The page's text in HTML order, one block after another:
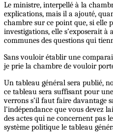
Le ministre, interpellé à la
explications, mais il a ajouté,
chambre sur ce point que, si elle
investigations, elle s’exposerait
communes des questions qui
Sans vouloir établir une
je prie la chambre de vouloir
Un tableau général sera publié,
ce tableau sera suffisant pour
verrons s’il faut faire davantage
l’indépendance que vous devez
des actes qui ne concernent pas
système politique le tableau